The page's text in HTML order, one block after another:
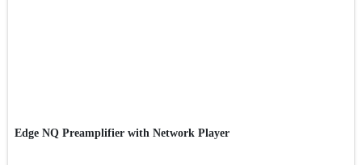
Edge NQ Preamplifier with Network Player